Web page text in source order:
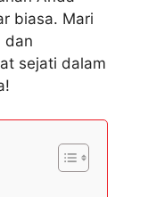
biasa. Mari
dan
sejati dalam